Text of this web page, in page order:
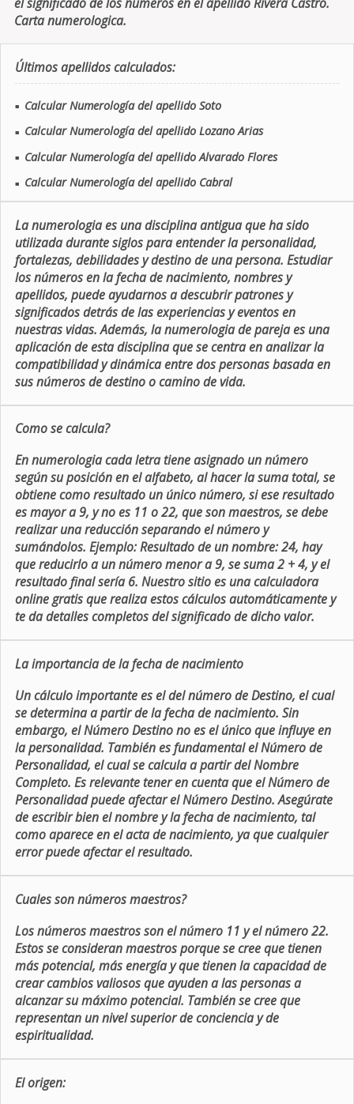
Carta numerologica.
Últimos apellidos calculados:
■ Calcular Numerología del apellido Soto
■ Calcular Numerología del apellido Lozano Arias
■ Calcular Numerología del apellido Alvarado Flores
■ Calcular Numerología del apellido Cabral
La numerologia es una disciplina antigua que ha sido
utilizada durante siglos para entender la personalidad,
fortalezas, debilidades y destino de una persona. Estudiar
los números en la fecha de nacimiento, nombres y
apellidos, puede ayudarnos a descubrir patrones y
significados detrás de las experiencias y eventos en
nuestras vidas. Además, la numerologia de pareja es una
aplicación de esta disciplina que se centra en analizar la
compatibilidad y dinámica entre dos personas basada en
sus números de destino o camino de vida.
Como se calcula?
En numerologia cada letra tiene asignado un número
según su posición en el alfabeto, al hacer la suma total, se
obtiene como resultado un único número, si ese resultado
es mayor a 9, y no es 11 o 22, que son maestros, se debe
realizar una reducción separando el número y
sumándolos. Ejemplo: Resultado de un nombre: 24, hay
que reducirlo a un número menor a 9, se suma 2 + 4, y el
resultado final sería 6. Nuestro sitio es una calculadora
online gratis que realiza estos cálculos automáticamente y
te da detalles completos del significado de dicho valor.
La importancia de la fecha de nacimiento
Un cálculo importante es el del número de Destino, el cual
se determina a partir de la fecha de nacimiento. Sin
embargo, el Número Destino no es el único que influye en
la personalidad. También es fundamental el Número de
Personalidad, el cual se calcula a partir del Nombre
Completo. Es relevante tener en cuenta que el Número de
Personalidad puede afectar el Número Destino. Asegúrate
de escribir bien el nombre y la fecha de nacimiento, tal
como aparece en el acta de nacimiento, ya que cualquier
error puede afectar el resultado.
Cuales son números maestros?
Los números maestros son el número 11 y el número 22.
Estos se consideran maestros porque se cree que tienen
más potencial, más energía y que tienen la capacidad de
crear cambios valiosos que ayuden a las personas a
alcanzar su máximo potencial. También se cree que
representan un nivel superior de conciencia y de
espiritualidad.
El origen: